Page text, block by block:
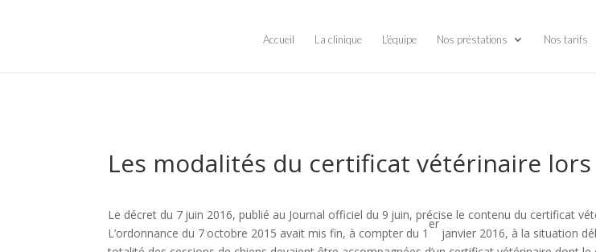
clinique vétérinaire à Nice|clinique vétérinaire 06|tarifs vétérinaire à Nice|clinique vétérinaire col de villefranche|castration chats et chiens à Nice|clinique vétérinaire du Col|
Accueil La clinique L’équipe Nos préstations Nos tarifs
Les modalités du certificat vétérinaire lors
Le décret du 7 juin 2016, publié au Journal officiel du 9 juin, précise le contenu du certificat
L’ordonnance du 7 octobre 2015 avait mis fin, à compter du 1
er
jan­vier 2016, à la situation